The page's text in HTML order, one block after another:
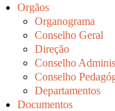
Orgãos
Organograma
Conselho Geral
Direção
Conselho
Conselho
Departamentos
Documentos